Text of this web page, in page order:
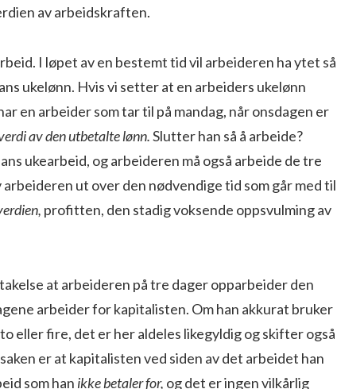
av arbeidskraften.
I løpet av en be­stemt tid vil arbeideren ha ytet så
ukelønn. Hvis vi setter at en arbeiders ukelønn
en arbeider som tar til på mandag, når onsdagen er
av den utbetalte lønn.Slutter han så å arbeide?
ukearbeid, og arbeideren må også arbeide de tre
arbeideren ut over den nødvendige tid som går med til
profitten, den stadig voksende oppsvulming av
at arbeideren på tre dager opparbeider den
arbeider for kapitalisten. Om han akkurat bruker
eller fire, det er her aldeles likegyldig og skifter også
er at kapitalisten ved siden av det arbeidet han
som han ikke betaler for, og det er ingen vilkårlig